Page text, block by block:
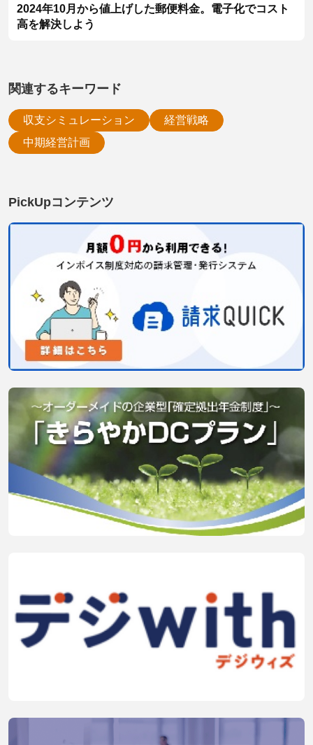
2024年10月から値上げした郵便料金。電子化でコスト
高を解決しよう
関連するキーワード
収支シミュレーション
経営戦略
中期経営計画
PickUpコンテンツ